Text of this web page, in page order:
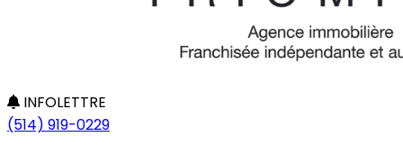
INFOLETTRE
(514) 919-0229